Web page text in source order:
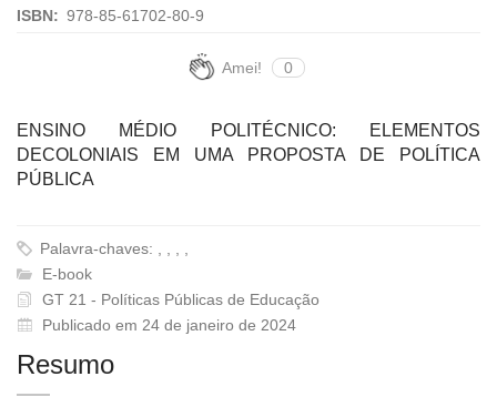
ISBN: 978-85-61702-80-9
Amei! 0
ENSINO MÉDIO POLITÉCNICO: ELEMENTOS
DECOLONIAIS EM UMA PROPOSTA DE POLÍTICA
PÚBLICA
Palavra-chaves: , , , ,
E-book
GT 21 - Políticas Públicas de Educação
Publicado em 24 de janeiro de 2024
Resumo